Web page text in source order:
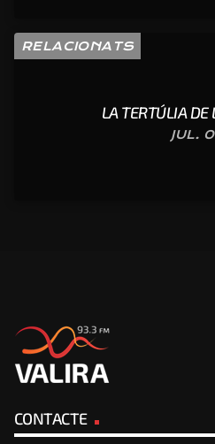
RELACIONATS
LA TERTÚLIA DE
JUL.
CONTACTE